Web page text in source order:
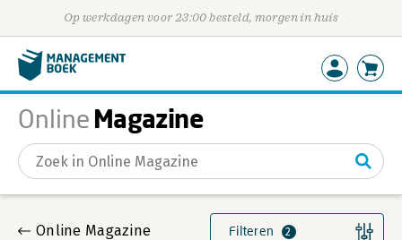
Op werkdagen voor 23:00 besteld, morgen in huis
Online Magazine
Gevonden artikelen
Online Magazine Filteren 2